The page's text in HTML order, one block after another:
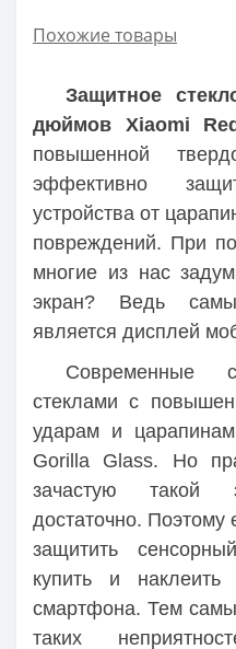
Похожие товары
Защитное
дюймов Xiaomi
повышенной
эффективно
устройства от
повреждений. При
многие из нас
экран? Ведь
является дисплей
Современные
стеклами с
ударам и
Gorilla Glass. Но
зачастую
достаточно.
защитить
купить и
смартфона. Тем
таких